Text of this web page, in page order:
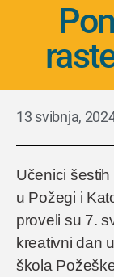
13 svibnja,
Učenici
u Požegi i
proveli su 7.
kreativni dan
škola